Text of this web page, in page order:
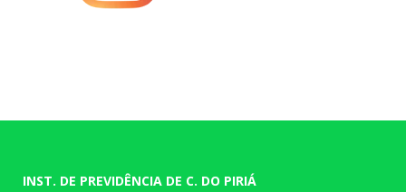
INST. DE PREVIDÊNCIA DE C. DO PIRIÁ